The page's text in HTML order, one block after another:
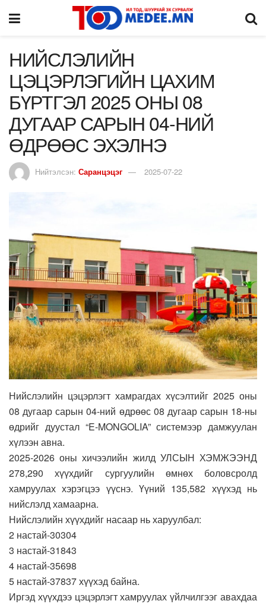
НИЙСЛЭЛИЙН
ЦЭЦЭРЛЭГИЙН ЦАХИМ
БҮРТГЭЛ 2025 ОНЫ 08
ДУГААР САРЫН 04-НИЙ
ӨДРӨӨС ЭХЭЛНЭ
Нийтэлсэн: Саранцэцэг 2025-07-22
Нийслэлийн цэцэрлэгт хамрагдах хүсэлтийг 2025 оны
08 дугаар сарын 04-ний өдрөөс 08 дугаар сарын 18-ны
өдрийг дуустал “E-MONGOLIA” системээр дамжуулан
хүлээн авна.
2025-2026 оны хичээлийн жилд УЛСЫН ХЭМЖЭЭНД
278,290 хүүхдийг сургуулийн өмнөх боловсролд
хамруулах хэрэгцээ үүснэ. Үүний 135,582 хүүхэд нь
нийслэлд хамаарна.
Нийслэлийн хүүхдийг насаар нь харуулбал:
2 настай-30304
3 настай-31843
4 настай-35698
5 настай-37837 хүүхэд байна.
Иргэд хүүхдээ цэцэрлэгт хамруулах үйлчилгээг авахдаа